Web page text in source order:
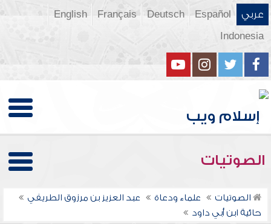
عربي Español
Deutsch
Français
English
Indonesia
الصوتيات
الصوتيات علماء ودعاة
عبد العزيز بن مرزوق الطريفي
حائية ابن أبي داود